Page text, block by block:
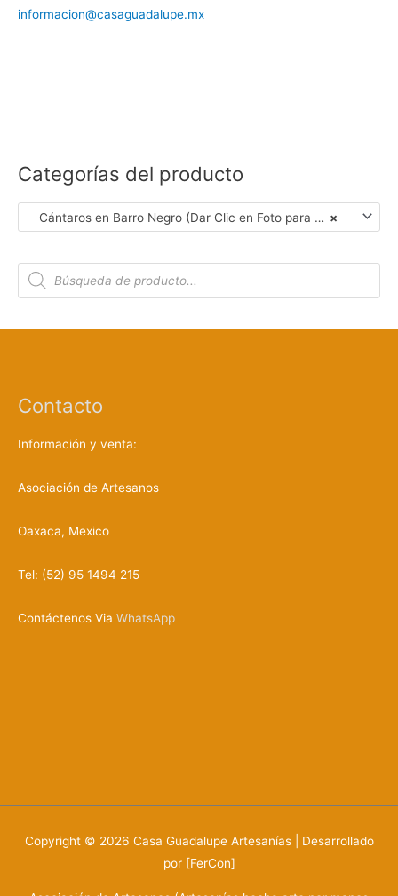
informacion@casaguadalupe.mx
Categorías del producto
×
Cántaros en Barro Negro (Dar Clic en Foto para Ver Detalles)
B
q
o
d
c
t
Contacto
Información y venta:
Asociación de Artesanos
Oaxaca, Mexico
Tel: (52) 95 1494 215
Contáctenos Via WhatsApp
Copyright © 2026 Casa Guadalupe Artesanías| Desarrollado
por [FerCon]